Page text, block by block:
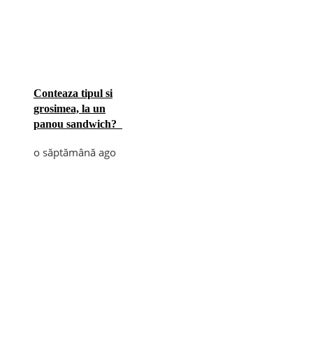
Conteaza tipul si
grosimea, la un
panou sandwich?
o săptămână ago